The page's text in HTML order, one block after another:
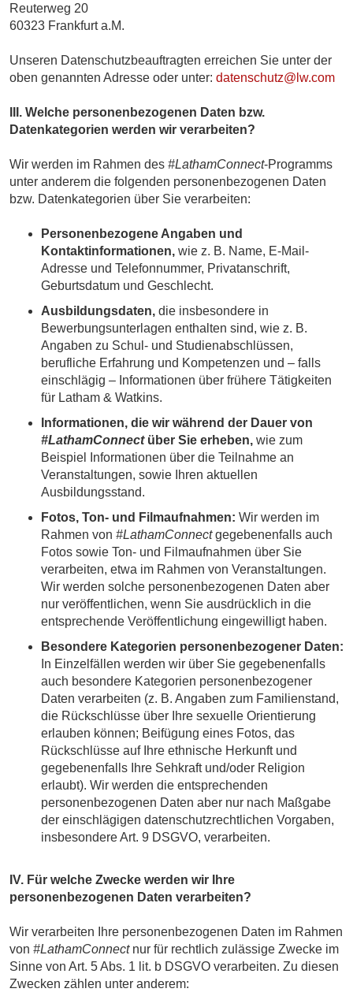
Reuterweg 20
60323 Frankfurt a.M.
Unseren Datenschutzbeauftragten erreichen Sie unter der
oben genannten Adresse oder unter: datenschutz@lw.com
III. Welche personenbezogenen Daten bzw.
Datenkategorien werden wir verarbeiten?
Wir werden im Rahmen des #LathamConnect-Programms
unter anderem die folgenden personenbezogenen Daten
bzw. Datenkategorien über Sie verarbeiten:
Personenbezogene Angaben und
Kontaktinformationen, wie z. B. Name, E-Mail-
Adresse und Telefonnummer, Privatanschrift,
Geburtsdatum und Geschlecht.
Ausbildungsdaten, die insbesondere in
Bewerbungsunterlagen enthalten sind, wie z. B.
Angaben zu Schul- und Studienabschlüssen,
berufliche Erfahrung und Kompetenzen und – falls
einschlägig – Informationen über frühere Tätigkeiten
für Latham & Watkins.
Informationen, die wir während der Dauer von
#LathamConnectüber Sie erheben, wie zum
Beispiel Informationen über die Teilnahme an
Veranstaltungen, sowie Ihren aktuellen
Ausbildungsstand.
Fotos, Ton- und Filmaufnahmen: Wir werden im
Rahmen von #LathamConnectgegebenenfalls auch
Fotos sowie Ton- und Filmaufnahmen über Sie
verarbeiten, etwa im Rahmen von Veranstaltungen.
Wir werden solche personenbezogenen Daten aber
nur veröffentlichen, wenn Sie ausdrücklich in die
entsprechende Veröffentlichung eingewilligt haben.
Besondere Kategorien personenbezogener Daten:
In Einzelfällen werden wir über Sie gegebenenfalls
auch besondere Kategorien personenbezogener
Daten verarbeiten (z. B. Angaben zum Familienstand,
die Rückschlüsse über Ihre sexuelle Orientierung
erlauben können; Beifügung eines Fotos, das
Rückschlüsse auf Ihre ethnische Herkunft und
gegebenenfalls Ihre Sehkraft und/oder Religion
erlaubt). Wir werden die entsprechenden
personenbezogenen Daten aber nur nach Maßgabe
der einschlägigen datenschutzrechtlichen Vorgaben,
insbesondere Art. 9 DSGVO, verarbeiten.
IV. Für welche Zwecke werden wir Ihre
personenbezogenen Daten verarbeiten?
Wir verarbeiten Ihre personenbezogenen Daten im Rahmen
von #LathamConnectnur für rechtlich zulässige Zwecke im
Sinne von Art. 5 Abs. 1 lit. b DSGVO verarbeiten. Zu diesen
Zwecken zählen unter anderem: